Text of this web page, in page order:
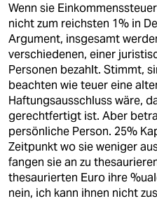
Wenn sie
nicht zum reichsten 1% in
Argument, insgesamt
verschiedenen, einer
Personen bezahlt. Stimmt,
beachten wie teuer eine
Haftungsausschluss wäre,
gerechtfertigt ist. Aber
persönliche Person. 25%
Zeitpunkt wo sie weniger
fangen sie an zu
thesaurierten Euro ihre
nein, ich kann ihnen nicht